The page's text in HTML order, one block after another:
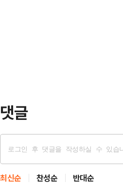
댓글
최신순 찬성순 반대순